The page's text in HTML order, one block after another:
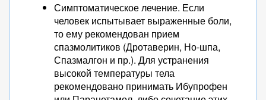
Симптоматическое лечение. Если
человек испытывает выраженные боли,
то ему рекомендован прием
спазмолитиков (Дротаверин, Но-шпа,
Спазмалгон и пр.). Для устранения
высокой температуры тела
рекомендовано принимать Ибупрофен